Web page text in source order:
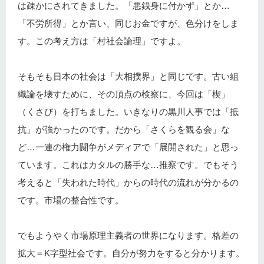
は疎かにされてきました。「悪銭身に付かず」とか…
「不労所得」とか言い、同じお金ですが、色分けをしま
す。この考え方は「村社会論理」ですよ。
そもそも日本の社会は「大相撲界」と同じです。古い組
織論を壊すために、その頂点の検察に、今回は「楔」
（くさび）を打ちました。いきなりの黒川人事では「抵
抗」が強かったのです。だから「さくらを観る会」な
ど…一連の権力闘争がメディアで「展開された」と思っ
ています。これはカタルの勝手な…推察です。でもそう
考えると「失われた時代」からの時代の流れが分かるの
です。市場の整合性です。
でもようやく市場原理主義者の世界になります。格差の
拡大＝K字型社会です。自分が努力をすると分かります。